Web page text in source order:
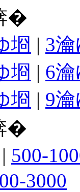
�
埛 | 3
埛 | 6
埛 | 9
�
500-
3000